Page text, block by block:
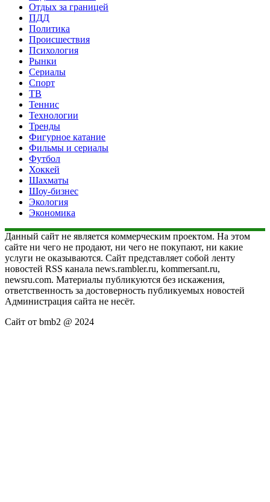
Отдых за границей
ПДД
Политика
Происшествия
Психология
Рынки
Сериалы
Спорт
ТВ
Теннис
Технологии
Тренды
Фигурное катание
Фильмы и сериалы
Футбол
Хоккей
Шахматы
Шоу-бизнес
Экология
Экономика
Данный сайт не является коммерческим проектом. На этом
сайте ни чего не продают, ни чего не покупают, ни какие
услуги не оказываются. Сайт представляет собой ленту
новостей RSS канала news.rambler.ru, kommersant.ru,
newsru.com. Материалы публикуются без искажения,
ответственность за достоверность публикуемых новостей
Администрация сайта не несёт.
Сайт от bmb2 @ 2024